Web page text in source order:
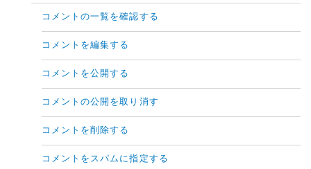
コメントの一覧を確認する
コメントを編集する
コメントを公開する
コメントの公開を取り消す
コメントを削除する
コメントをスパムに指定する